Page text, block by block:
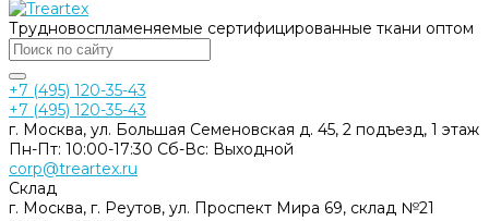
Трудновоспламеняемые сертифицированные ткани оптом
+7 (495) 120-35-43
+7 (495) 120-35-43
г. Москва, ул. Большая Семеновская д. 45, 2 подъезд, 1 этаж
Пн-Пт: 10:00-17:30 Cб-Вс: Выходной
corp@treartex.ru
Склад
г. Москва, г. Реутов, ул. Проспект Мира 69, склад №21